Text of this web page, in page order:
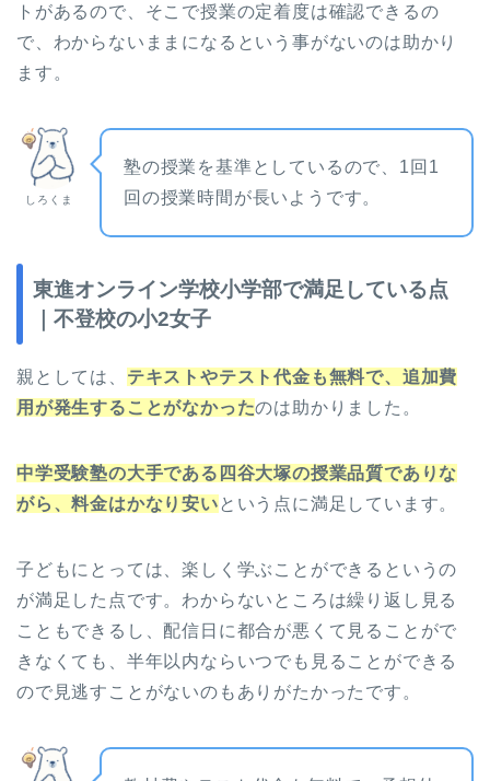
トがあるので、そこで授業の定着度は確認できるの
で、わからないままになるという事がないのは助かり
ます。
しろくま
塾の授業を基準としているので、1回1
回の授業時間が長いようです。
東進オンライン学校小学部で満足している点
｜不登校の小2女子
親としては、 テキストやテスト代金も無料で、追加費
用が発生することがなかったのは助かりました。
中学受験塾の大手である四谷大塚の授業品質でありな
がら、料金はかなり安い という点に満足しています。
子どもにとっては、楽しく学ぶことができるというの
が満足した点です。わからないところは繰り返し見る
こともできるし、配信日に都合が悪くて見ることがで
きなくても、半年以内ならいつでも見ることができる
ので見逃すことがないのもありがたかったです。